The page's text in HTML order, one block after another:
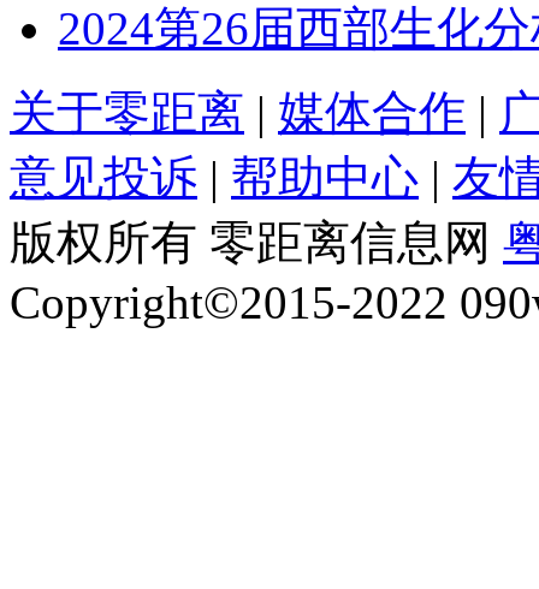
2024第26届西部生化
关于零距离 | 媒体合作 |
意见投诉 | 帮助中心 | 友
版权所有 零距离信息网
Copyright©2015-2022